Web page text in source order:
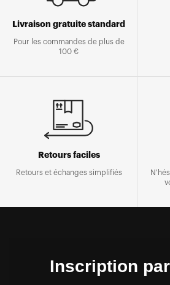
Livraison gratuite standard
Pour les commandes de plus de
100 €
Retours faciles
Retours et échanges simplifiés
Inscription